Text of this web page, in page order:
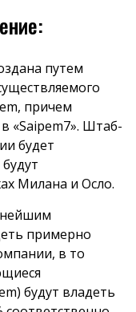
путем
причем
«Saipem7». Штаб-
будет
Милана и Осло.
примерно
в то
будут владеть